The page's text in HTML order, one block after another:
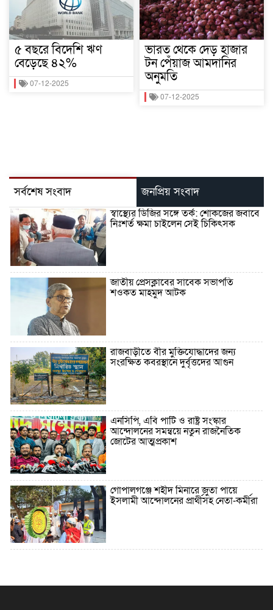
৫ বছরে বিদেশি ঋণ
বেড়েছে ৪২%
07-12-2025
ভারত থেকে দেড় হাজার
টন পেঁয়াজ আমদানির
অনুমতি
07-12-2025
সর্বশেষ সংবাদ জনপ্রিয় সংবাদ
স্বাস্থ্যের ডিজির সঙ্গে তর্ক: শোকজের জবাবে
নিঃশর্ত ক্ষমা চাইলেন সেই চিকিৎসক
জাতীয় প্রেসক্লাবের সাবেক সভাপতি
শওকত মাহমুদ আটক
রাজবাড়ীতে বীর মুক্তিযোদ্ধাদের জন্য
সংরক্ষিত কবরস্থানে দুর্বৃত্তদের আগুন
এনসিপি, এবি পার্টি ও রাষ্ট্র সংস্কার
আন্দোলনের সমন্বয়ে নতুন রাজনৈতিক
জোটের আত্মপ্রকাশ
গোপালগঞ্জে শহীদ মিনারে জুতা পায়ে
ইসলামী আন্দোলনের প্রার্থীসহ নেতা-কর্মীরা